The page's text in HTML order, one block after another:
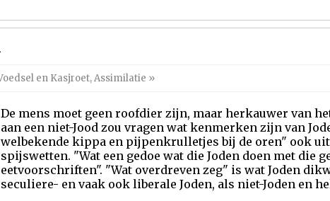
en Kasjroet,Assimilatie »
De mens moet geen roofdier zijn, maar herkauwer van
aan een niet-Jood zou vragen wat kenmerken zijn van
welbekende kippa en pijpenkrulletjes bij de oren" ook
spijswetten. "Wat een gedoe wat die Joden doen met die
eetvoorschriften". "Wat overdreven zeg" is wat Joden
seculiere- en vaak ook liberale Joden, als niet-Joden en